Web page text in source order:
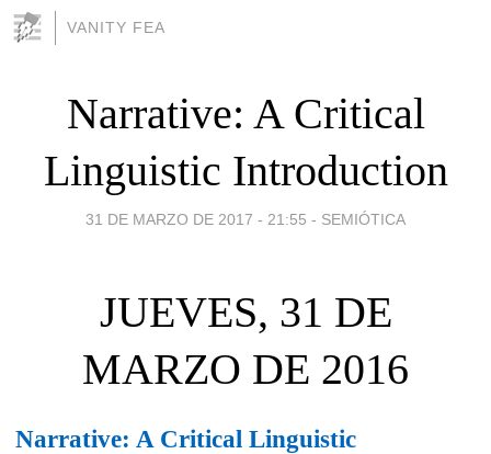
VANITY FEA
Narrative: A Critical
Linguistic Introduction
31 DE MARZO DE 2017 - 21:55 - SEMIÓTICA
JUEVES, 31 DE
MARZO DE 2016
Narrative: A Critical Linguistic